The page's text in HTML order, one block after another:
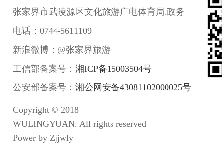
张家界市武陵源区文化旅游广电体育局.政务
电话：0744-5611109
新浪微博：@张家界旅游
工信部备案号： 湘ICP备15003504号
公安部备案号： 湘公网安备43081102000025号
Copyright © 2018
WULINGYUAN. All rights reserved
Power by Zjjwly